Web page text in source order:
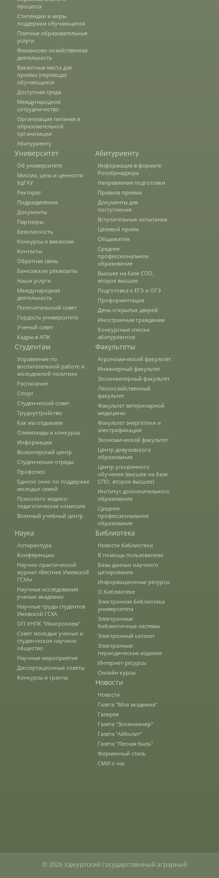
Предотвращение кризисных ситуаций
Ответственность за разжигание
Конкурсы и вакансии
Контакты
Обратная связь
Банковские реквизиты
Наши услуги
Международная деятельность
Организации-партнеры
Договоры о сотрудничестве
Зарубежные стажировки
Иностранным студентам
Документы
Зарубежные стипендиальные
программы
Сотрудники
Попечительский совет
Гордость университета
Ученый совет
Кадры в АПК
О федеральном проекте "Кадры в АПК"
процесса
Стипендии и меры
поддержки обучающихся
Платные образовательные
услуги
Финансово-хозяйственная
деятельность
Вакантные места для
приёма (перевода)
обучающихся
Доступная среда
Международное
сотрудничество
Организация питания в
образовательной
организации
Абитуриенту
Университет
Об университете
Миссия, цель и ценности
УдГАУ
Ректорат
Подразделения
Документы
Партнеры
Безопасность
Конкурсы и вакансии
Контакты
Обратная связь
Банковские реквизиты
Наши услуги
Международная
деятельность
Попечительский совет
Гордость университета
Ученый совет
Кадры в АПК
Абитуриенту
Информация в формате
Рособрнадзора
Направления подготовки
Правила приема
Документы для
поступления
Вступительные испытания
Целевой прием
Общежития
Среднее
профессиональное
образование
Высшее на базе СПО,
второе высшее
Подготовка к ЕГЭ и ОГЭ
Профориентация
День открытых дверей
Иностранным гражданам
Конкурсные списки
абитуриентов
Студентам
Управление по
воспитательной работе и
молодежной политике
Расписание
Спорт
Студенческий совет
Трудоустройство
Как мы отдыхаем
Олимпиады и конкурсы
Информация
Волонтерский центр
Студенческие отряды
Профсоюз
Единое окно по поддержке
молодых семей
Психолого-медико-
педагогическая комиссия
Военный учебный центр
Факультеты
Агрономический факультет
Инженерный факультет
Зооинженерный факультет
Лесохозяйственный
факультет
Факультет ветеринарной
медицины
Факультет энергетики и
электрификации
Экономический факультет
Центр довузовского
образования
Центр ускоренного
обучения (высшее на базе
СПО, второе высшее)
Институт дополнительного
образования
Среднее
профессиональное
образование
Наука
Аспирантура
Конференции
Научно-практический
журнал «Вестник Ижевской
ГСХА»
Научные исследования
ученых академии
Научные труды студентов
Ижевской ГСХА
ОП УНПК "Ижагроплем"
Совет молодых ученых и
студенческое научное
общество
Научные мероприятия
Диссертационные советы
Конкурсы и гранты
Библиотека
Новости библиотеки
В помощь пользователю
Базы данных научного
цитирования
Информационные ресурсы
О библиотеке
Электронная библиотека
университета
Электронные
библиотечные системы
Электронный каталог
Электронные
периодические издания
Интернет-ресурсы
Онлайн курсы
Новости
Новости
Газета "Моя академия"
Галерея
Газета "Зооинженер"
Газета "Айболит"
Газета "Лесная быль"
Фирменный стиль
СМИ о нас
© 2026 Удмуртский государственный аграрный